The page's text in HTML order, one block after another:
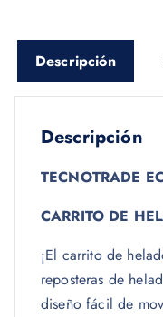
Descripción
Descripción
TECNOTRADE
CARRITO DE
¡El carrito de
reposteras de
diseño fácil de